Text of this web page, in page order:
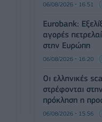
06/08/2026 - 16:51
Eurobank:
αγορές
στην Ευρώπη
06/08/2026 - 16:20
Οι ελληνικές
στρέφονται
πρόκληση η
06/08/2026 - 15:56